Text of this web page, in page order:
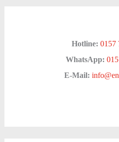
Hotline: 0157
WhatsApp:
E-Mail: